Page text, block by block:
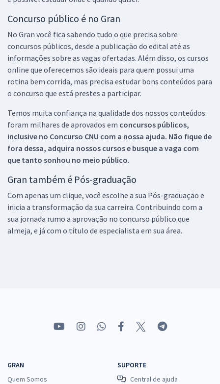
Concurso público é no Gran
No Gran você fica sabendo tudo o que precisa sobre
concursos públicos, desde a publicação do edital até as
informações sobre as vagas ofertadas. Além disso, os cursos
online que oferecemos são ideais para quem possui uma
rotina bem corrida, mas precisa estudar bons conteúdos para
o concurso que está prestes a participar.
Temos muita confiança na qualidade dos nossos conteúdos:
foram milhares de aprovados em concursos públicos,
inclusive no Concurso CNU com a nossa ajuda. Não fique de
fora dessa, adquira nossos cursos e busque a vaga com
que tanto sonhou no meio público.
Gran também é Pós-graduação
Com apenas um clique, você escolhe a sua Pós-graduação e
inicia a transformação da sua carreira. Contribuindo com a
sua jornada rumo a aprovação no concurso público que
almeja, e já com o título de especialista em sua área.
GRAN
Quem Somos
SUPORTE
Central de ajuda